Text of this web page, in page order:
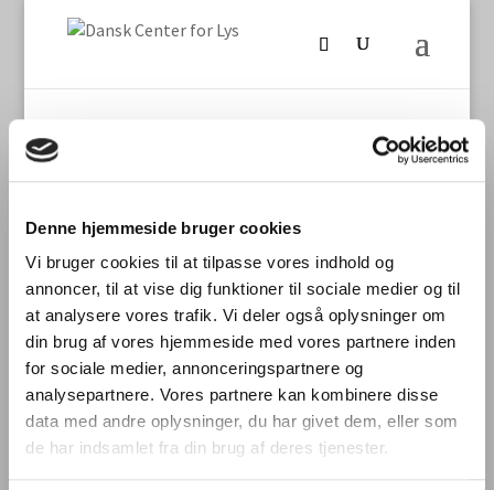
Denne hjemmeside bruger cookies
Vi bruger cookies til at tilpasse vores indhold og
annoncer, til at vise dig funktioner til sociale medier og til
at analysere vores trafik. Vi deler også oplysninger om
din brug af vores hjemmeside med vores partnere inden
for sociale medier, annonceringspartnere og
analysepartnere. Vores partnere kan kombinere disse
data med andre oplysninger, du har givet dem, eller som
de har indsamlet fra din brug af deres tjenester.
Seneste nyt
International laboratoriesammenligning vedr.
måling af TLM/flimmer fra LED-produkter
Stort dansk aftryk på international
laboratoriesammenligning
Dynamisk belysning skal styrke trivsel og